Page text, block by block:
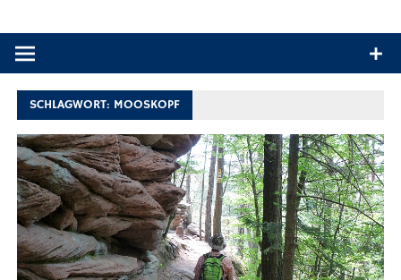
Produkttests und Buchrezensionen. Ein Blog für alle, die gern
SCHLAGWORT: MOOSKOPF